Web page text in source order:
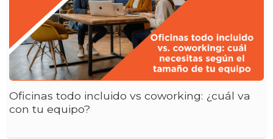
Oficinas todo incluido vs coworking: ¿cuál va
con tu equipo?